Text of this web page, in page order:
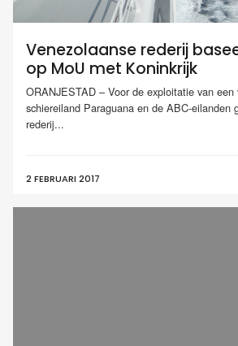
Venezolaanse rederij
op MoU met Koninkrijk
ORANJESTAD – Voor de exploitatie van
schiereiland Paraguana en de ABC-eilanden
rederij...
2 FEBRUARI 2017